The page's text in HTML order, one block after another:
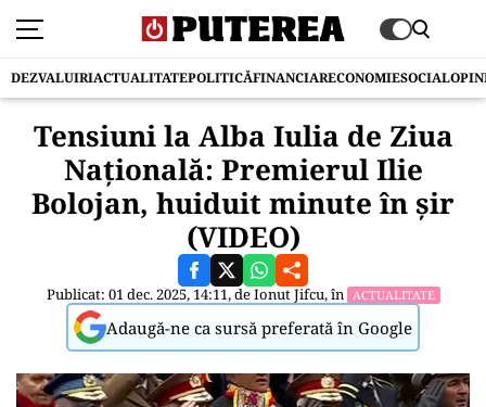
DEZVALUIRIACTUALITATEPOLITICĂFINANCIARECONOMIESOCIAL
Tensiuni la Alba Iulia de Ziua
Națională: Premierul Ilie
Bolojan, huiduit minute în șir
(VIDEO)
Publicat: 01 dec. 2025, 14:11, deIonut Jifcu, în ACTUALITATE
Adaugă-ne ca sursă preferată în Google